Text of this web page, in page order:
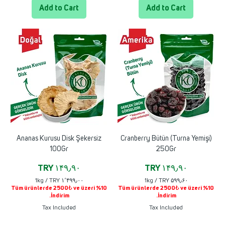
p
e
1
K
l
o
g
a
m
Add to Cart
p
e
1
K
i
l
o
a
m
Add to Cart
Cranberry Bütün (Turna Yemişi)
250Gr
Price
TRY ۱۴۹٫۹۰
TRY ۵۹۹٫۶۰ /
1kg
T
R
Tüm ürünlerde 2500₺ ve üzeri %10
İndirim.
Tax Included
Ananas Kurusu Disk Şekersiz
100Gr
Price
TRY ۱۴۹٫۹۰
TRY ۱٬۴۹۹٫۰۰ /
1kg
T
R
Tüm ürünlerde 2500₺ ve üzeri %10
İndirim.
Tax Included